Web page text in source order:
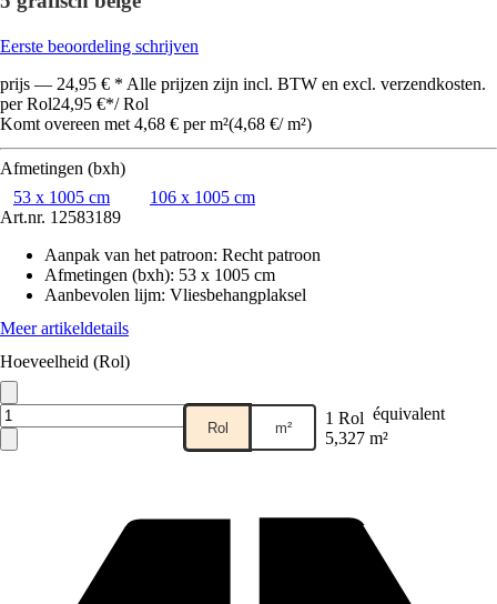
Eerste beoordeling schrijven
prijs — 24,95 € * Alle prijzen zijn incl. BTW en excl. verzendkosten.
per Rol24,95 €*/ Rol
Komt overeen met 4,68 € per m²(4,68 €/ m²)
Afmetingen (bxh)
53 x 1005 cm
106 x 1005 cm
Art.nr. 12583189
Aanpak van het patroon: Recht patroon
Afmetingen (bxh): 53 x 1005 cm
Aanbevolen lijm: Vliesbehangplaksel
Meer artikeldetails
Hoeveelheid (Rol)
Rol m² 1 Rol équivalent
5,327 m²